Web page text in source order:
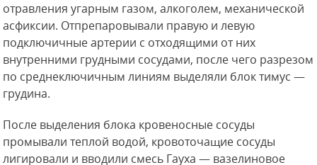
отравления угарным газом, алкоголем, механической
асфиксии. Отпрепаровывали правую и левую
подключичные артерии с отходящими от них
внутренними грудными сосудами, после чего разрезом
по среднеключичным линиям выделяли блок тимус —
грудина.
После выделения блока кровеносные сосуды
промывали теплой водой, кровоточащие сосуды
лигировали и вводили смесь Гауха — вазелиновое